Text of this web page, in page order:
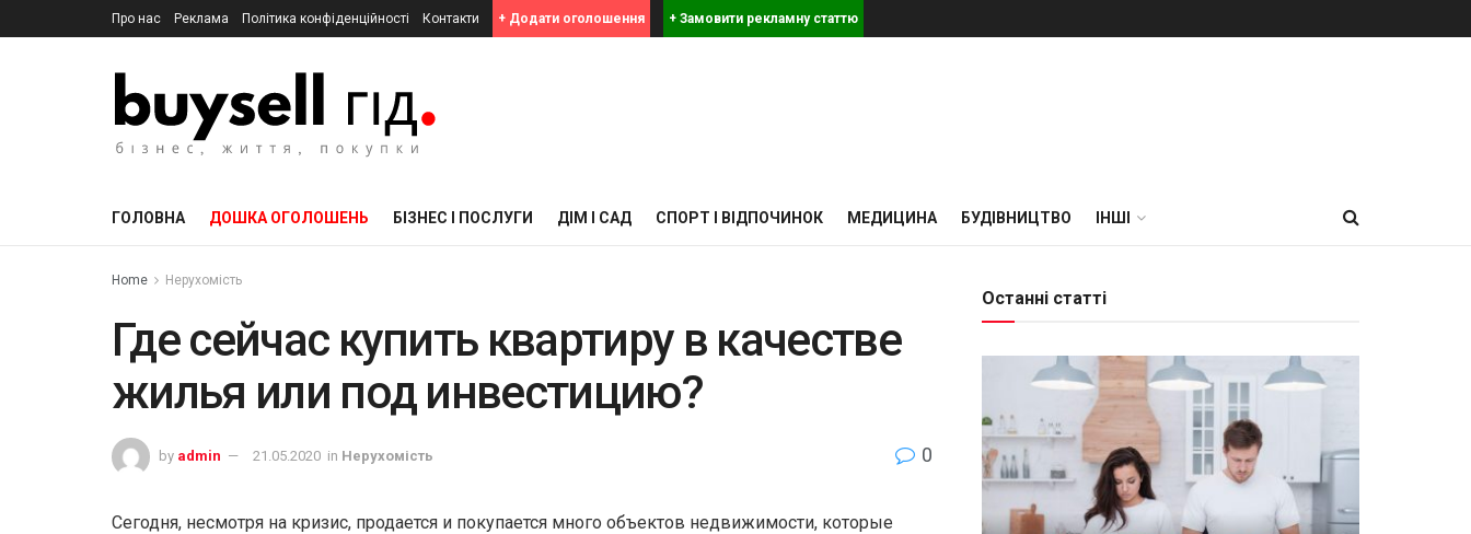
Про нас Реклама Політика конфіденційності Контакти + Додати оголошення + Замовити рекламну статтю
ГОЛОВНА ДОШКА ОГОЛОШЕНЬ БІЗНЕС І ПОСЛУГИ ДІМ І САД СПОРТ І ВІДПОЧИНОК МЕДИЦИНА БУДІВНИЦТВО ІНШІ
Home Нерухомість
Где сейчас купить квартиру в качестве
жилья или под инвестицию?
by admin 21.05.2020 in Нерухомість 0
Сегодня, несмотря на кризис, продается и покупается много объектов недвижимости, которые
Останні статті